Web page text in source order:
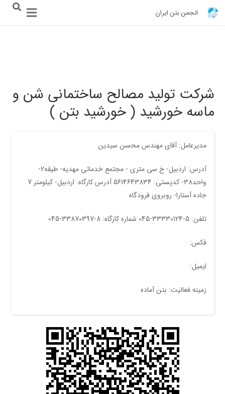
انجمن بتن ایران
شرکت تولید مصالح ساختمانی شن و
ماسه خورشید ( خورشید بتن )
مدیرعامل: آقای مهندس محسن سیدین
آدرس: اردبیل- خ سی متری - مجتمع خدماتی مهديه- طیقه2-
واحد38- کدپستی: 5614643834 آدرس کارگاه: اردبيل- کيلومتر 7
جاده آستارا- روبروی فرودگاه
تلفن: 5-33330124-045 شماره کارگاه: 8-33870397-045
فکس:
ایمیل:
زمینه فعالیت: بتن آماده